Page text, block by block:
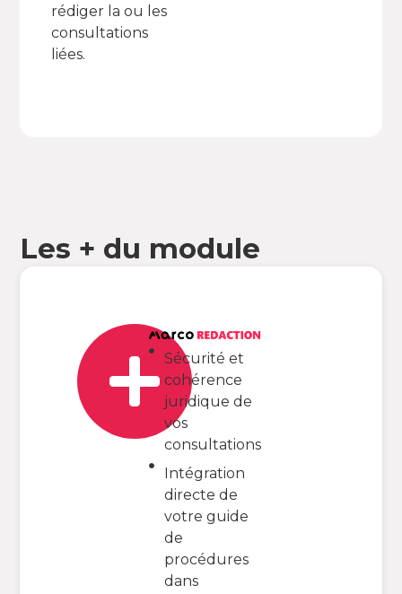
rédiger la ou les
consultations
liées.
Les + du module
Sécurité et
cohérence
juridique de
vos
consultations
Intégration
directe de
votre guide
de
procédures
dans